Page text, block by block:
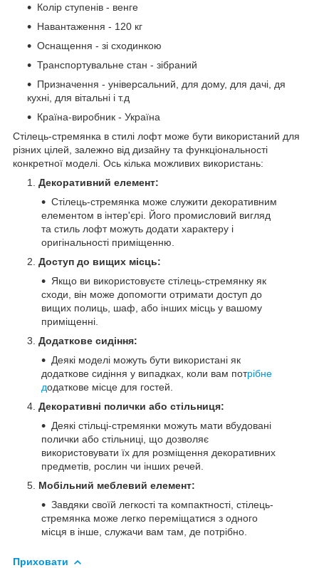
Колір ступенів - венге
Навантаження - 120 кг
Оснащення - зі сходинкою
Транспортувальне стан - зібраний
Призначення - універсальний, для дому, для дачі, дя
кухні, для вітальні і т.д
Країна-виробник - Україна
Стілець-стремянка в стилі лофт може бути використаний для
різних цілей, залежно від дизайну та функціональності
конкретної моделі. Ось кілька можливих використань:
Декоративний елемент:
Стілець-стремянка може служити декоративним
елементом в інтер'єрі. Його промисловий вигляд
та стиль лофт можуть додати характеру і
оригінальності приміщенню.
Доступ до вищих місць:
Якщо ви використовуєте стілець-стремянку як
сходи, він може допомогти отримати доступ до
вищих полиць, шаф, або інших місць у вашому
приміщенні.
Додаткове сидіння:
Деякі моделі можуть бути використані як
додаткове сидіння у випадках, коли вам потрібне
додаткове місце для гостей.
Декоративні полички або стільниця:
Деякі стільці-стремянки можуть мати вбудовані
полички або стільниці, що дозволяє
використовувати їх для розміщення декоративних
предметів, рослин чи інших речей.
Мобільний меблевий елемент:
Завдяки своїй легкості та компактності, стілець-
стремянка може легко переміщатися з одного
місця в інше, служачи вам там, де потрібно.
Приховати